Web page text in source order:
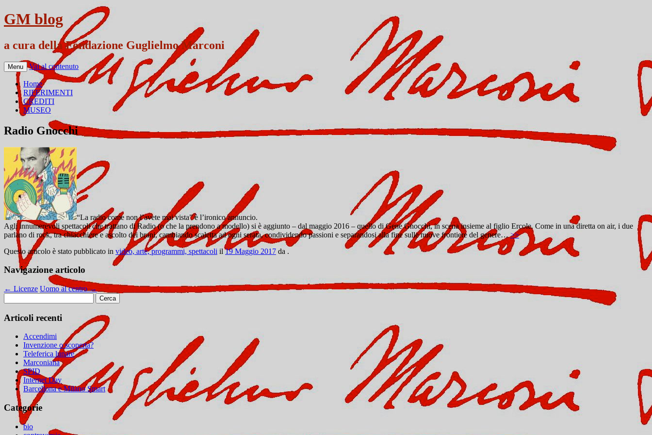
GM blog
a cura della Fondazione Guglielmo Marconi
Menu Vai al contenuto
Home
RIFERIMENTI
CREDITI
MUSEO
Radio Gnocchi
“La radio come non l’avete mai vista” è l’ironico annuncio.
Agli innumerevoli spettacoli che trattano di Radio (o che la prendono a modello) si è aggiunto – dal maggio 2016 – quello di Gene Gnocchi, in scena insieme al figlio Ercole. Come in una diretta on air, i due
parlano di rock, tra chiacchiere e ascolto dei brani, cambiando scaletta ad ogni serata, condividendo passioni e separandosi alla fine sulle nuove frontiere del genere…>>
Questo articolo è stato pubblicato in video, arte, programmi, spettacoli il19 Maggio 2017 da .
Navigazione articolo
← Licenze Uomo al centro→
per:
Articoli recenti
Accendimi
Invenzione o scoperta?
Teleferica lunare
Marconiana
SPID
Internet Day
Barcellona e Milano Smart
Categorie
bio